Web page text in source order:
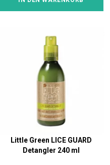
Little Green LICE GUARD
Detangler 240 ml